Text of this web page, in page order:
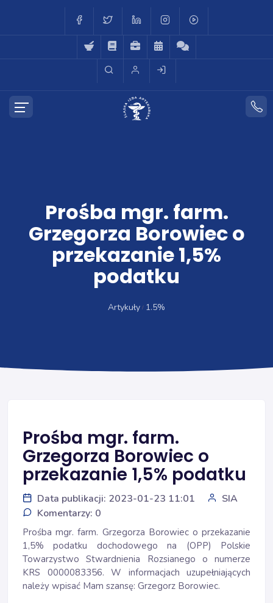
Prośba mgr. farm.
Grzegorza Borowiec o
przekazanie 1,5%
podatku
Artykuły 1.5%
Prośba mgr. farm.
Grzegorza Borowiec o
przekazanie 1,5% podatku
Data publikacji: 2023-01-23 11:01
SIA
Komentarzy: 0
Prośba mgr. farm. Grzegorza Borowiec o przekazanie
1,5% podatku dochodowego na (OPP) Polskie
Towarzystwo Stwardnienia Rozsianego o numerze
KRS 0000083356. W informacjach uzupełniających
należy wpisać Mam szansę: Grzegorz Borowiec.